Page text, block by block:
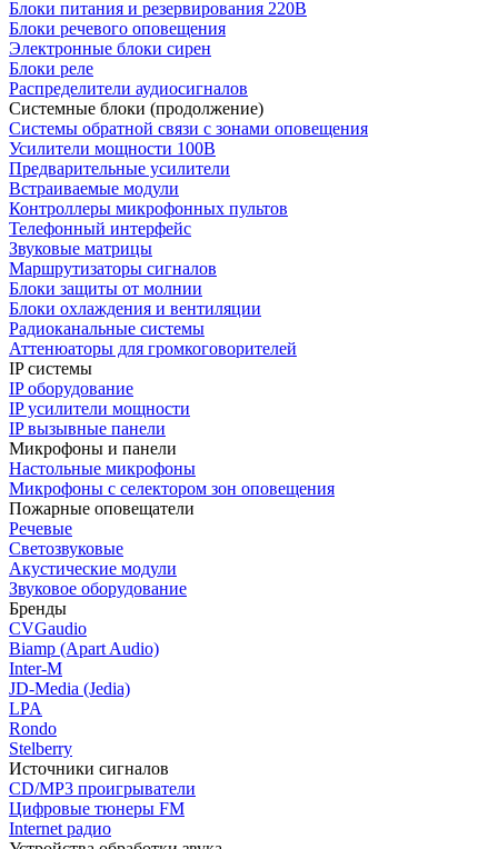
Блоки питания и резервирования 220В
Блоки речевого оповещения
Электронные блоки сирен
Блоки реле
Распределители аудиосигналов
Системные блоки (продолжение)
Системы обратной связи с зонами оповещения
Усилители мощности 100В
Предварительные усилители
Встраиваемые модули
Контроллеры микрофонных пультов
Телефонный интерфейс
Звуковые матрицы
Маршрутизаторы сигналов
Блоки защиты от молнии
Блоки охлаждения и вентиляции
Радиоканальные системы
Аттенюаторы для громкоговорителей
IP системы
IP оборудование
IP усилители мощности
IP вызывные панели
Микрофоны и панели
Настольные микрофоны
Микрофоны с селектором зон оповещения
Пожарные оповещатели
Речевые
Светозвуковые
Акустические модули
Звуковое оборудование
Бренды
CVGaudio
Biamp (Apart Audio)
Inter-M
JD-Media (Jedia)
LPA
Rondo
Stelberry
Источники сигналов
CD/MP3 проигрыватели
Цифровые тюнеры FM
Internet радио